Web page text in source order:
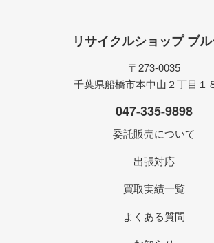
リサイクルショップ ブ
〒273-0035
千葉県船橋市本中山２丁目１
047-335-9898
委託販売について
出張対応
買取実績一覧
よくある質問